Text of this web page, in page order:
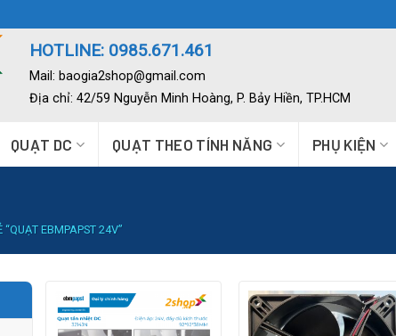
HOTLINE: 0985.671.461
Mail: baogia2shop@gmail.com
Địa chỉ: 42/59 Nguyễn Minh Hoàng, P. Bảy Hiền, TP.HCM
QUẠT DC QUẠT THEO TÍNH NĂNG PHỤ KIỆN
EBMPAPST 24V”